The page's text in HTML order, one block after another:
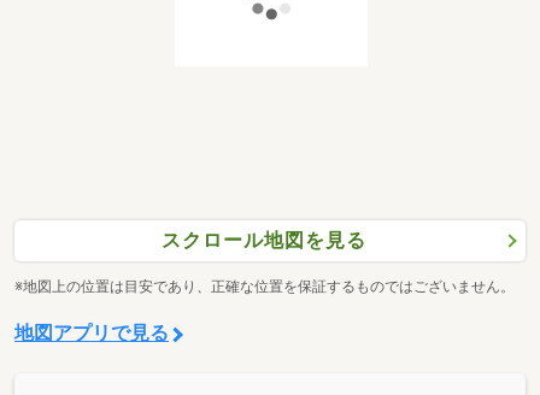
スクロール地図を見る
※地図上の位置は目安であり、正確な位置を保証するものではございません。
地図アプリで見る